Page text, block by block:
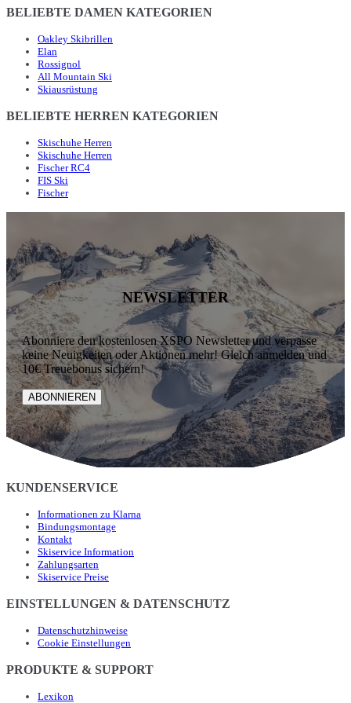
BELIEBTE DAMEN KATEGORIEN
Oakley Skibrillen
Elan
Rossignol
All Mountain Ski
Skiausrüstung
BELIEBTE HERREN KATEGORIEN
Skischuhe Herren
Skischuhe Herren
Fischer RC4
FIS Ski
Fischer
NEWSLETTER
Abonniere den kostenlosen XSPO Newsletter und verpasse
keine Neuigkeiten oder Aktionen mehr! Gleich anmelden und
10€ Treuebonus sichern!
ABONNIEREN
KUNDENSERVICE
Informationen zu Klarna
Bindungsmontage
Kontakt
Skiservice Information
Zahlungsarten
Skiservice Preise
EINSTELLUNGEN & DATENSCHUTZ
Datenschutzhinweise
Cookie Einstellungen
PRODUKTE & SUPPORT
Lexikon